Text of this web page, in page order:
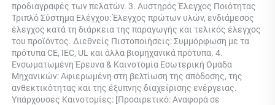
προδιαγραφές των πελατών. 3. Αυστηρός Έλεγχος Ποιότητας
Τριπλό Σύστημα Ελέγχου: Έλεγχος πρώτων υλών, ενδιάμεσος
έλεγχος κατά τη διάρκεια της παραγωγής και τελικός έλεγχος
του προϊόντος. Διεθνείς Πιστοποιήσεις: Συμμόρφωση με τα
πρότυπα CE, IEC, UL και άλλα βιομηχανικά πρότυπα. 4.
Ενσωματωμένη Έρευνα & Καινοτομία Εσωτερική Ομάδα
Μηχανικών: Αφιερωμένη στη βελτίωση της απόδοσης, της
ανθεκτικότητας και της έξυπνης διαχείρισης ενέργειας.
Υπάρχουσες Καινοτομίες: [Προαιρετικό: Αναφορά σε